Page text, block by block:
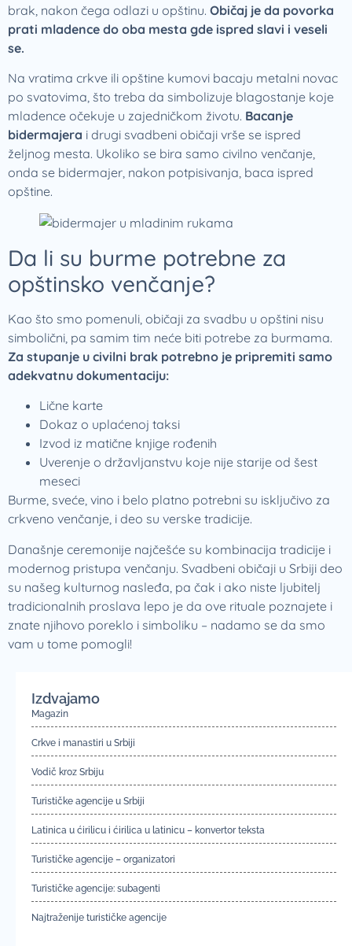
brak, nakon čega odlazi u opštinu. Običaj je da povorka
prati mladence do oba mesta gde ispred slavi i veseli
se.
Na vratima crkve ili opštine kumovi bacaju metalni novac
po svatovima, što treba da simbolizuje blagostanje koje
mladence očekuje u zajedničkom životu. Bacanje
bidermajera i drugi svadbeni običaji vrše se ispred
željnog mesta. Ukoliko se bira samo civilno venčanje,
onda se bidermajer, nakon potpisivanja, baca ispred
opštine.
Da li su burme potrebne za
opštinsko venčanje?
Kao što smo pomenuli, običaji za svadbu u opštini nisu
simbolični, pa samim tim neće biti potrebe za burmama.
Za stupanje u civilni brak potrebno je pripremiti samo
adekvatnu dokumentaciju:
Lične karte
Dokaz o uplaćenoj taksi
Izvod iz matične knjige rođenih
Uverenje o državljanstvu koje nije starije od šest
meseci
Burme, sveće, vino i belo platno potrebni su isključivo za
crkveno venčanje, i deo su verske tradicije.
Današnje ceremonije najčešće su kombinacija tradicije i
modernog pristupa venčanju. Svadbeni običaji u Srbiji deo
su našeg kulturnog nasleđa, pa čak i ako niste ljubitelj
tradicionalnih proslava lepo je da ove rituale poznajete i
znate njihovo poreklo i simboliku – nadamo se da smo
vam u tome pomogli!
Izdvajamo
Magazin
Crkve i manastiri u Srbiji
Vodič kroz Srbiju
Turističke agencije u Srbiji
Latinica u ćirilicu i ćirilica u latinicu – konvertor teksta
Turističke agencije – organizatori
Turističke agencije: subagenti
Najtraženije turističke agencije